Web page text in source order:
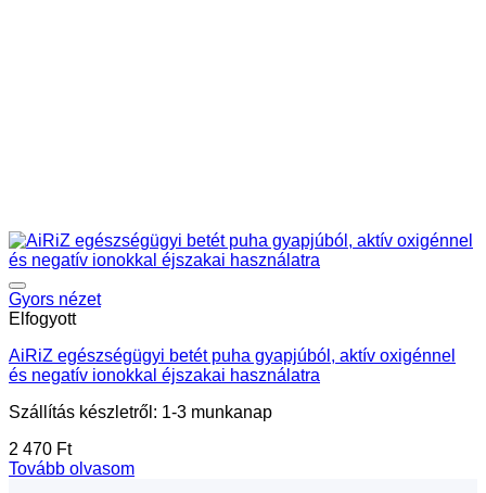
Gyors nézet
Elfogyott
AiRiZ egészségügyi betét puha gyapjúból, aktív oxigénnel
és negatív ionokkal éjszakai használatra
Szállítás készletről: 1-3 munkanap
2 470 Ft
Tovább olvasom